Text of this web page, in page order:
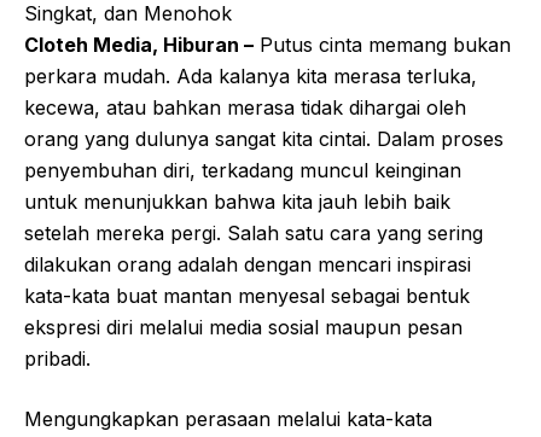
Singkat, dan Menohok
Cloteh Media, Hiburan – Putus cinta memang bukan
perkara mudah. Ada kalanya kita merasa terluka,
kecewa, atau bahkan merasa tidak dihargai oleh
orang yang dulunya sangat kita cintai. Dalam proses
penyembuhan diri, terkadang muncul keinginan
untuk menunjukkan bahwa kita jauh lebih baik
setelah mereka pergi. Salah satu cara yang sering
dilakukan orang adalah dengan mencari inspirasi
kata-kata buat mantan menyesal sebagai bentuk
ekspresi diri melalui media sosial maupun pesan
pribadi.
Mengungkapkan perasaan melalui kata-kata